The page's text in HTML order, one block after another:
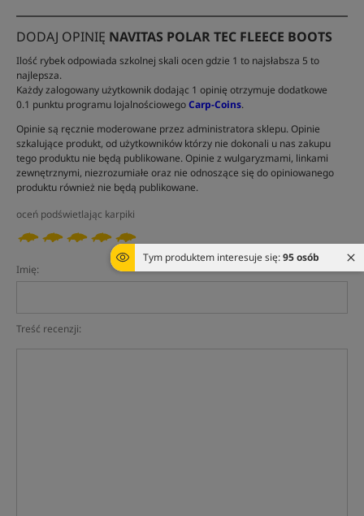
Tym produktem interesuje się:95 osób
DODAJ OPINIĘ NAVITAS POLAR TEC FLEECE BOOTS
Ilość rybek odpowiada szkolnej skali ocen gdzie 1 to najsłabsza 5 to
najlepsza.
Każdy zalogowany użytkownik dodając 1 opinię otrzymuje dodatkowe
0.1 punktu programu lojalnościowegoCarp-Coins.
Opinie są ręcznie moderowane przez administratora sklepu. Opinie
szkalujące produkt, od użytkowników którzy nie dokonali u nas zakupu
tego produktu nie będą publikowane. Opinie z wulgaryzmami, linkami
zewnętrznymi, niezrozumiałe oraz nie odnoszące się do opiniowanego
produktu również nie będą publikowane.
oceń podświetlając karpiki
Imię:
Treść recenzji: